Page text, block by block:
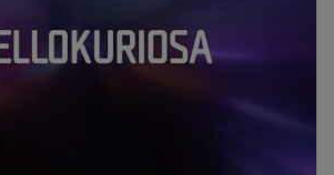
Antal kronor som samlades in till
kvällen: 735 542 kr